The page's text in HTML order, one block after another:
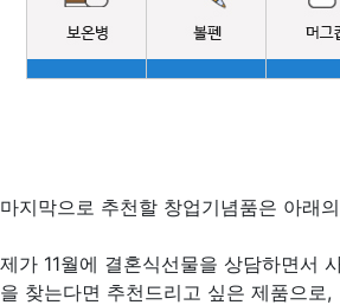
마지막으로 추천할 창업기념품은 아래
제가 11월에 결혼식선물을 상담하면서
을 찾는다면 추천드리고 싶은 제품으로,